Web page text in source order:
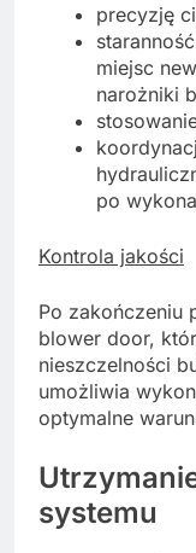
precyzję
miejsc
narożniki
po
Kontrola jakości
Po zakończeniu
blower door,
nieszczelności
umożliwia
optymalne
systemu